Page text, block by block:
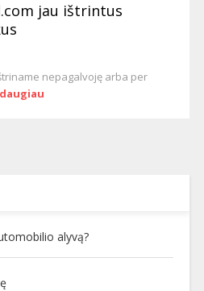
jau ištrintus
nepagalvoję arba per
alyvą?